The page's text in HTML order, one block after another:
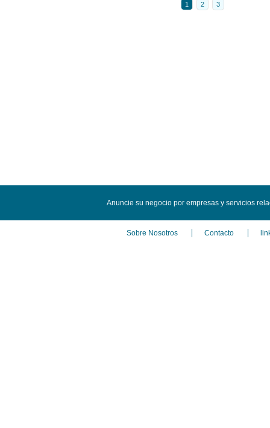
1 2 3
Anuncie su negocio por empresas y servicios
Sobre Nosotros Contacto